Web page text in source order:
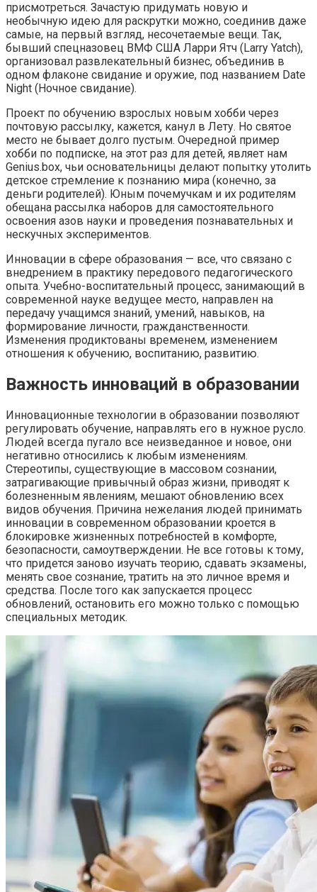
присмотреться. Зачастую придумать новую и
необычную идею для раскрутки можно, соединив даже
самые, на первый взгляд, несочетаемые вещи. Так,
бывший спецназовец ВМФ США Ларри Ятч (Larry Yatch),
организовал развлекательный бизнес, объединив в
одном флаконе свидание и оружие, под названием Date
Night (Ночное свидание).
Проект по обучению взрослых новым хобби через
почтовую рассылку, кажется, канул в Лету. Но святое
место не бывает долго пустым. Очередной пример
хобби по подписке, на этот раз для детей, являет нам
Genius.box, чьи основательницы делают попытку утолить
детское стремление к познанию мира (конечно, за
деньги родителей). Юным почемучкам и их родителям
обещана рассылка наборов для самостоятельного
освоения азов науки и проведения познавательных и
нескучных экспериментов.
Инновации в сфере образования — все, что связано с
внедрением в практику передового педагогического
опыта. Учебно-воспитательный процесс, занимающий в
современной науке ведущее место, направлен на
передачу учащимся знаний, умений, навыков, на
формирование личности, гражданственности.
Изменения продиктованы временем, изменением
отношения к обучению, воспитанию, развитию.
Важность инноваций в образовании
Инновационные технологии в образовании позволяют
регулировать обучение, направлять его в нужное русло.
Людей всегда пугало все неизведанное и новое, они
негативно относились к любым изменениям.
Стереотипы, существующие в массовом сознании,
затрагивающие привычный образ жизни, приводят к
болезненным явлениям, мешают обновлению всех
видов обучения. Причина нежелания людей принимать
инновации в современном образовании кроется в
блокировке жизненных потребностей в комфорте,
безопасности, самоутверждении. Не все готовы к тому,
что придется заново изучать теорию, сдавать экзамены,
менять свое сознание, тратить на это личное время и
средства. После того как запускается процесс
обновлений, остановить его можно только с помощью
специальных методик.